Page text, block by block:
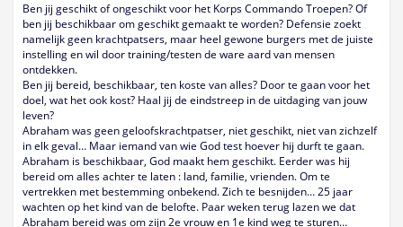
Ben jij geschikt of ongeschikt voor het Korps Commando Troepen? Of
ben jij beschikbaar om geschikt gemaakt te worden? Defensie zoekt
namelijk geen krachtpatsers, maar heel gewone burgers met de juiste
instelling en wil door training/testen de ware aard van mensen
ontdekken.
Ben jij bereid, beschikbaar, ten koste van alles? Door te gaan voor het
doel, wat het ook kost? Haal jij de eindstreep in de uitdaging van jouw
leven?
Abraham was geen geloofskrachtpatser, niet geschikt, niet van zichzelf
in elk geval… Maar iemand van wie God test hoever hij durft te gaan.
Abraham is beschikbaar, God maakt hem geschikt. Eerder was hij
bereid om alles achter te laten : land, familie, vrienden. Om te
vertrekken met bestemming onbekend. Zich te besnijden… 25 jaar
wachten op het kind van de belofte. Paar weken terug lazen we dat
Abraham bereid was om zijn 2e vrouw en 1e kind weg te sturen…